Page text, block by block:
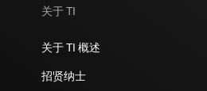
关于 TI
关于 TI 概述
招贤纳士